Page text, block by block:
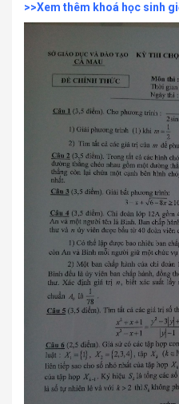
>>Xem thêm khoá học sinh